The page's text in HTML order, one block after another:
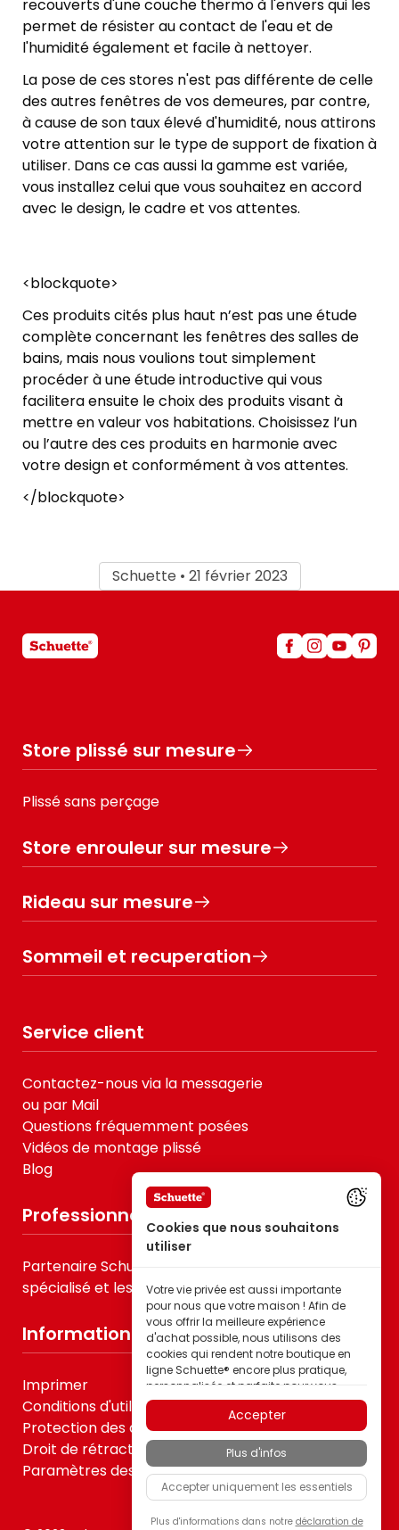
recouverts d'une couche thermo à l'envers qui les
permet de résister au contact de l'eau et de
l'humidité également et facile à nettoyer.
La pose de ces stores n'est pas différente de celle
des autres fenêtres de vos demeures, par contre,
à cause de son taux élevé d'humidité, nous attirons
votre attention sur le type de support de fixation à
utiliser. Dans ce cas aussi la gamme est variée,
vous installez celui que vous souhaitez en accord
avec le design, le cadre et vos attentes.
<blockquote>
Ces produits cités plus haut n’est pas une étude
complète concernant les fenêtres des salles de
bains, mais nous voulions tout simplement
procéder à une étude introductive qui vous
facilitera ensuite le choix des produits visant à
mettre en valeur vos habitations. Choisissez l’un
ou l’autre des ces produits en harmonie avec
votre design et conformément à vos attentes.
</blockquote>
Schuette • 21 février 2023
Store plissé sur mesure
Plissé sans perçage
Store enrouleur sur mesure
Rideau sur mesure
Sommeil et recuperation
Service client
Contactez-nous via la messagerie
ou par Mail
Questions fréquemment posées
Vidéos de montage plissé
Blog
Professionnels
Partenaire Schuette® pour le B2B, le commerce
spécialisé et les prestataires de services
Informations
Imprimer
Conditions d'utilisation
Protection des données
Droit de rétractation
Paramètres des cookies
Cookies que nous souhaitons
utiliser
Votre vie privée est aussi importante
pour nous que votre maison ! Afin de
vous offrir la meilleure expérience
d'achat possible, nous utilisons des
cookies qui rendent notre boutique en
ligne Schuette® encore plus pratique,
personnalisée et parfaite pour vous –
tout cela pour que vous puissiez
découvrir les produits de la marque
Schuette® dans la meilleure qualité.
Certains de ces cookies sont
nécessaires au bon fonctionnement de
notre boutique Schuette® ; d’autres nous
permettent d’adapter naturellement le
contenu à vos centres d'intérêt grâce à
Accepter
Plus d'infos
Accepter uniquement les essentiels
Plus d'informations dans notre déclaration de